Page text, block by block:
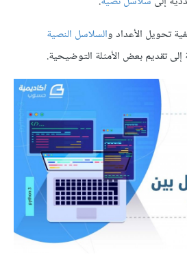
تحويل الأعداد والسلاسل النصية
إلى تقديم بعض الأمثلة التوضيحية.